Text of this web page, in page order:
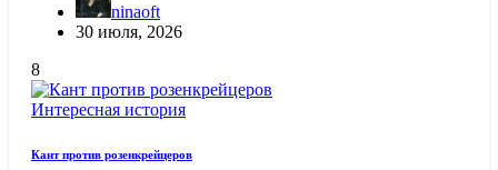
ninaoft
30 июля, 2026
8
Интересная история
Кант против розенкрейцеров